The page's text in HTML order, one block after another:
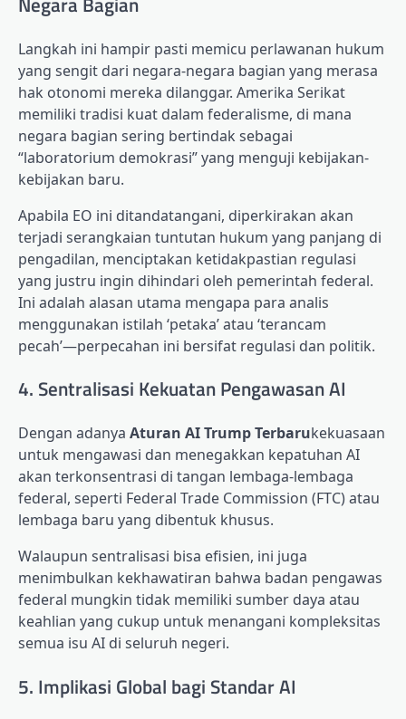
Langkah ini hampir pasti memicu perlawanan hukum
yang sengit dari negara-negara bagian yang merasa
hak otonomi mereka dilanggar. Amerika Serikat
memiliki tradisi kuat dalam federalisme, di mana
negara bagian sering bertindak sebagai
“laboratorium demokrasi” yang menguji kebijakan-
kebijakan baru.
Apabila EO ini ditandatangani, diperkirakan akan
terjadi serangkaian tuntutan hukum yang panjang di
pengadilan, menciptakan ketidakpastian regulasi
yang justru ingin dihindari oleh pemerintah federal.
Ini adalah alasan utama mengapa para analis
menggunakan istilah ‘petaka’ atau ‘terancam
pecah’—perpecahan ini bersifat regulasi dan politik.
4. Sentralisasi Kekuatan Pengawasan AI
Dengan adanya Aturan AI Trump Terbarukekuasaan
untuk mengawasi dan menegakkan kepatuhan AI
akan terkonsentrasi di tangan lembaga-lembaga
federal, seperti Federal Trade Commission (FTC) atau
lembaga baru yang dibentuk khusus.
Walaupun sentralisasi bisa efisien, ini juga
menimbulkan kekhawatiran bahwa badan pengawas
federal mungkin tidak memiliki sumber daya atau
keahlian yang cukup untuk menangani kompleksitas
semua isu AI di seluruh negeri.
5. Implikasi Global bagi Standar AI